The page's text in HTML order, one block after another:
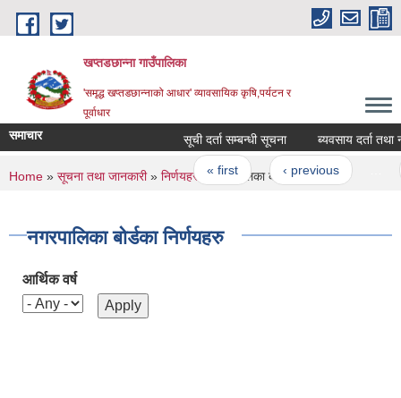
Skip to main content
खप्तडछान्ना गाउँपालिका
'समृद्ध खप्तडछान्नाको आधार' व्यावसायिक कृषि,पर्यटन र
पूर्वाधार
समाचार सूची दर्ता सम्बन्धी सूचना ब्यवसाय दर्ता तथा
Pages
« first ‹ previous
You are here
Home » सूचना तथा जानकारी» निर्णयहरु » नगरपालिका बोर्डका निर्णयहरु
नगरपालिका बोर्डका निर्णयहरु
आर्थिक वर्ष